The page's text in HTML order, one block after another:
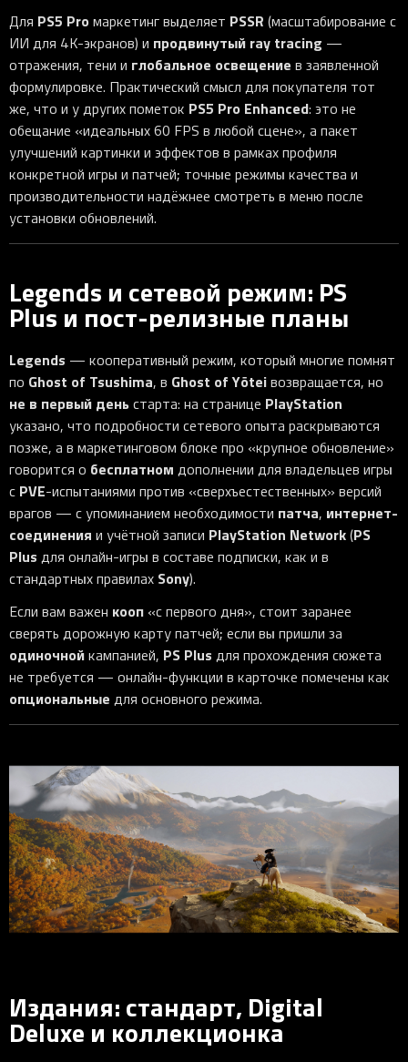
Для PS5 Proмаркетинг выделяет PSSR (масштабирование с
ИИ для 4K-экранов) и продвинутый ray tracing —
отражения, тени и глобальное освещение в заявленной
формулировке. Практический смысл для покупателя тот
же, что и у других пометок PS5 Pro Enhanced: это не
обещание «идеальных 60 FPS в любой сцене», а пакет
улучшений картинки и эффектов в рамках профиля
конкретной игры и патчей; точные режимы качества и
производительности надёжнее смотреть в меню после
установки обновлений.
Legends и сетевой режим: PS
Plus и пост-релизные планы
Legends — кооперативный режим, который многие помнят
по Ghost of Tsushima, в Ghost of Yōteiвозвращается, но
не в первый деньстарта: на странице PlayStation
указано, что подробности сетевого опыта раскрываются
позже, а в маркетинговом блоке про «крупное обновление»
говорится о бесплатном дополнении для владельцев игры
с PVE-испытаниями против «сверхъестественных» версий
врагов — с упоминанием необходимости патча, интернет-
соединения и учётной записи PlayStation Network(PS
Plus для онлайн-игры в составе подписки, как и в
стандартных правилах Sony).
Если вам важен кооп «с первого дня», стоит заранее
сверять дорожную карту патчей; если вы пришли за
одиночнойкампанией, PS Plus для прохождения сюжета
не требуется — онлайн-функции в карточке помечены как
опциональные для основного режима.
Издания: стандарт, Digital
Deluxe и коллекционка